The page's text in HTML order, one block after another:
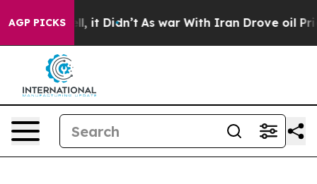
AGP PICKS
Well, it Didn’t As war With Iran Drove oil Prices